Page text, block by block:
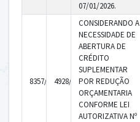
07/01/2026.
8357/20264928/2026
CONSIDERANDO A
NECESSIDADE DE
ABERTURA DE
CRÉDITO
SUPLEMENTAR
POR REDUÇÃO
ORÇAMENTARIA
CONFORME LEI
AUTORIZATIVA Nº